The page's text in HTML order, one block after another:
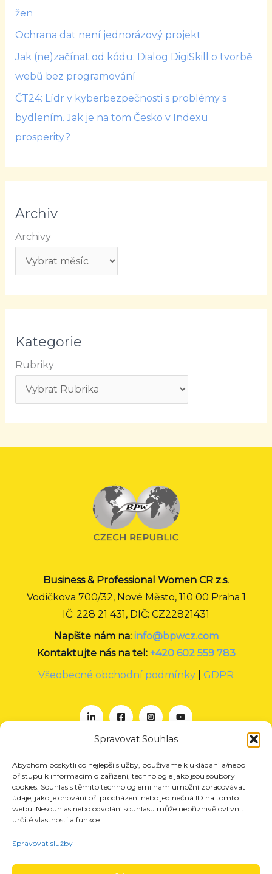
Spravovat Souhlas
Abychom poskytli co nejlepší služby, používáme k ukládání a/nebo
přístupu k informacím o zařízení, technologie jako jsou soubory
cookies. Souhlas s těmito technologiemi nám umožní zpracovávat
údaje, jako je chování při procházení nebo jedinečná ID na tomto
webu. Nesouhlas nebo odvolání souhlasu může nepříznivě ovlivnit
určité vlastnosti a funkce.
Spravovat služby
žen
Ochrana dat není jednorázový projekt
Jak (ne)začínat od kódu: Dialog DigiSkill o tvorbě
webů bez programování
ČT24: Lídr v kyberbezpečnosti s problémy s
bydlením. Jak je na tom Česko v Indexu
prosperity?
Archiv
Archivy
Kategorie
Rubriky
Business & Professional Women CR z.s.
Vodičkova 700/32, Nové Město, 110 00 Praha 1
IČ: 228 21 431, DIČ: CZ22821431
Napište nám na: info@bpwcz.com
Kontaktujte nás na tel: +420 602 559 783
Všeobecné obchodní podmínky
GDPR
O nás
Projekty
Členství